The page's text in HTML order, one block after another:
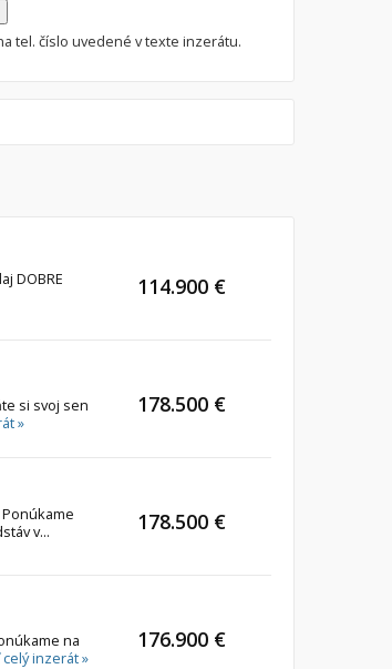
tel. číslo uvedené v texte inzerátu.
DOBRE
114.900 €
si svoj sen
»
178.500 €
v...
178.500 €
na
inzerát »
176.900 €